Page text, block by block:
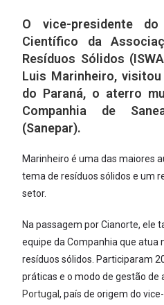
O vice-presidente
Científico da
Resíduos Sólidos
Luis Marinheiro,
do Paraná, o aterro
Companhia de
(Sanepar).
Marinheiro é uma das maiores
tema de resíduos sólidos e um
setor.
Na passagem por Cianorte, ele
equipe da Companhia que atua
resíduos sólidos. Participaram
práticas e o modo de gestão de
Portugal, país de origem do